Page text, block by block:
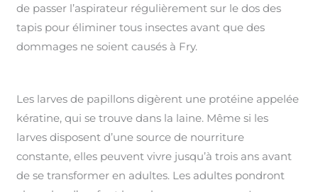
de passer l’aspirateur régulièrement sur le dos des
tapis pour éliminer tous insectes avant que des
dommages ne soient causés à Fry.
Les larves de papillons digèrent une protéine appelée
kératine, qui se trouve dans la laine. Même si les
larves disposent d’une source de nourriture
constante, elles peuvent vivre jusqu’à trois ans avant
de se transformer en adultes. Les adultes pondront